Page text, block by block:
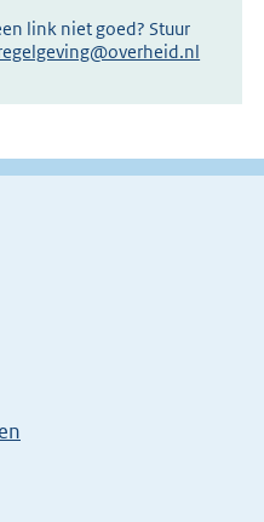
link niet goed? Stuur